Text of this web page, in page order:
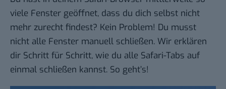
viele Fenster geöffnet, dass du dich selbst nicht
mehr zurecht findest? Kein Problem! Du musst
nicht alle Fenster manuell schließen. Wir erklären
dir Schritt für Schritt, wie du alle Safari-Tabs auf
einmal schließen kannst. So geht’s!